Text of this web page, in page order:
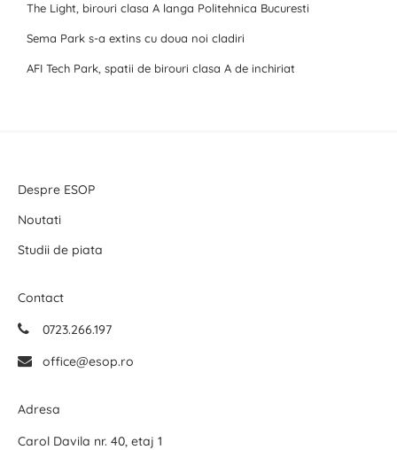
The Light, birouri clasa A langa Politehnica Bucuresti
Sema Park s-a extins cu doua noi cladiri
AFI Tech Park, spatii de birouri clasa A de inchiriat
Despre ESOP
Noutati
Studii de piata
Contact
0723.266.197
office@esop.ro
Adresa
Carol Davila nr. 40, etaj 1